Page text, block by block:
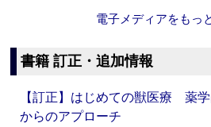
電子メディアをもっ
書籍 訂正・追加情報
【訂正】はじめての獣医療 薬
からのアプローチ